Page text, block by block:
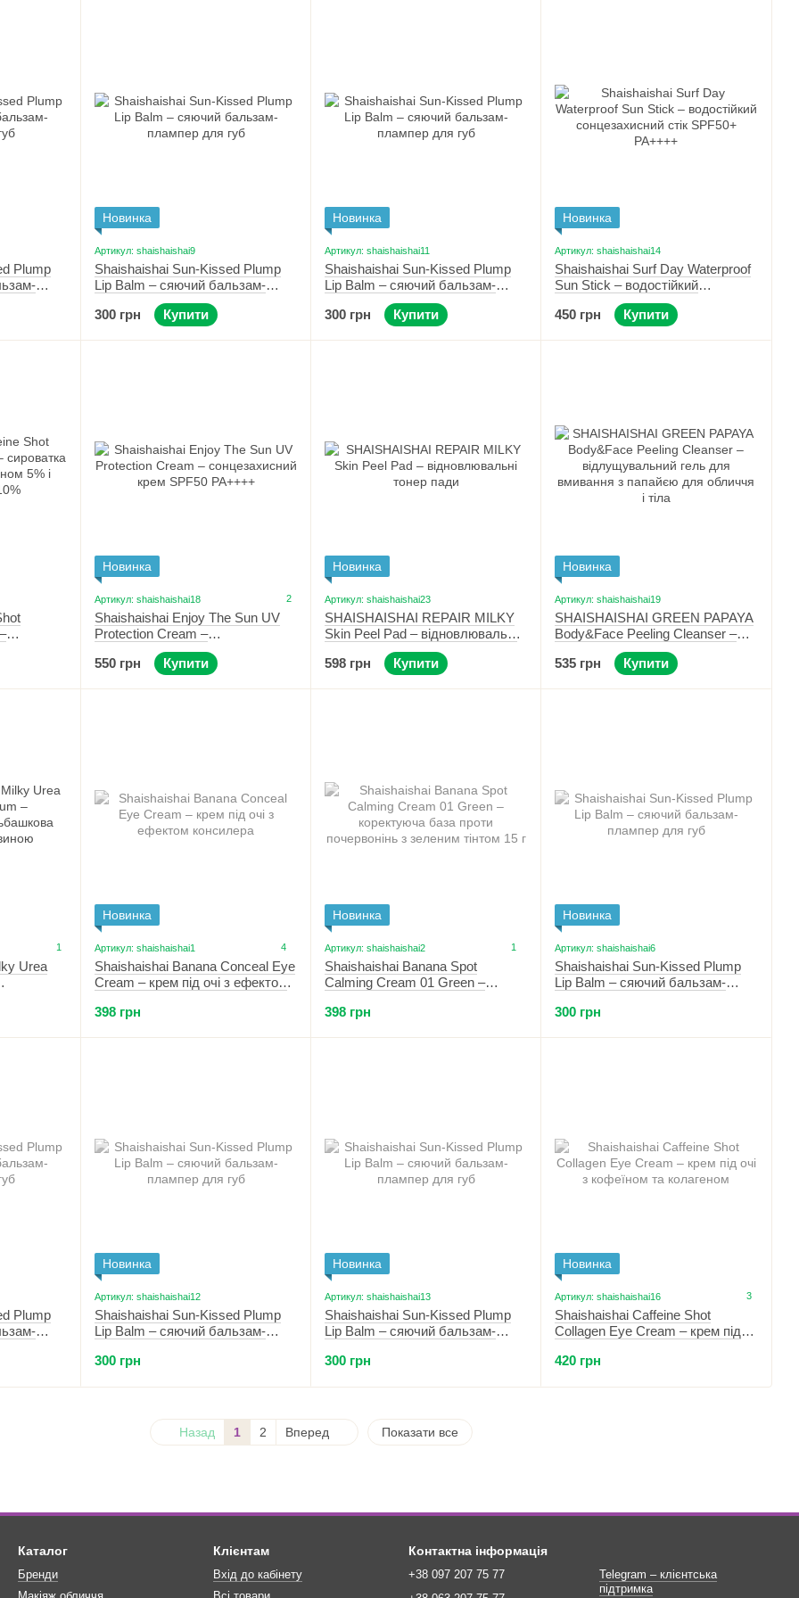
Plump
Fizz
Новинка
Артикул: shaishaishai9
Shaishaishai Sun-Kissed Plump
Lip Balm – сяючий бальзам-
плампер для губ 06 Sunset Rose
300 грн
Купити
Новинка
Артикул: shaishaishai11
Shaishaishai Sun-Kissed Plump
Lip Balm – сяючий бальзам-
плампер для губ 08 Sunlit Beige
300 грн
Купити
Новинка
Артикул: shaishaishai14
Shaishaishai Surf Day Waterproof
Sun Stick – водостійкий
сонцезахисний стік SPF50+
PA++++
450 грн Купити
з
10%
Новинка
Артикул: shaishaishai18 2
Shaishaishai Enjoy The Sun UV
Protection Cream –
сонцезахисний крем SPF50
PA++++ 50 мл
550 грн Купити
Новинка
Артикул: shaishaishai23
SHAISHAISHAI REPAIR MILKY
Skin Peel Pad – відновлювальні
тонер пади 60 шт./120 мл
598 грн
Купити
Новинка
Артикул: shaishaishai19
SHAISHAISHAI GREEN PAPAYA
Body&Face Peeling Cleanser –
відлущувальний гель для
вмивання з папайєю для
535 грн Купити
1
Urea
110 мл
Новинка
Артикул: shaishaishai1 4
Shaishaishai Banana Conceal Eye
Cream – крем під очі з ефектом
398 грн
Новинка
Артикул: shaishaishai2 1
Shaishaishai Banana Spot
Calming Cream 01 Green –
почервонінь з зеленим тінтом 15
398 грн
Новинка
Артикул: shaishaishai6
Shaishaishai Sun-Kissed Plump
Lip Balm – сяючий бальзам-
Beach
300 грн
Plump
Новинка
Артикул: shaishaishai12
Shaishaishai Sun-Kissed Plump
Lip Balm – сяючий бальзам-
300 грн
Новинка
Артикул: shaishaishai13
Shaishaishai Sun-Kissed Plump
Lip Balm – сяючий бальзам-
Burgundy
300 грн
Новинка
Артикул: shaishaishai16 3
Shaishaishai Caffeine Shot
Collagen Eye Cream – крем під
420 грн
Назад 1 2 Вперед Показати все
Каталог
Бренди
Клієнтам
Вхід до кабінету
Контактна інформація
+38 097 207 75 77
Telegram – клієнтська
підтримка